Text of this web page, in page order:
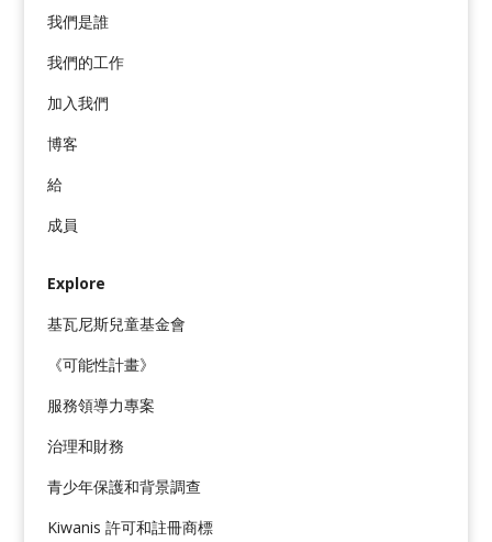
我們是誰
我們的工作
加入我們
博客
給
成員
Explore
基瓦尼斯兒童基金會
《可能性計畫》
服務領導力專案
治理和財務
青少年保護和背景調查
Kiwanis 許可和註冊商標